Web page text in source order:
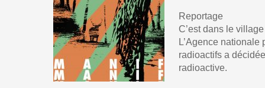
Reportage
C’est dans le
L’Agence
radioactifs a
radioactive.